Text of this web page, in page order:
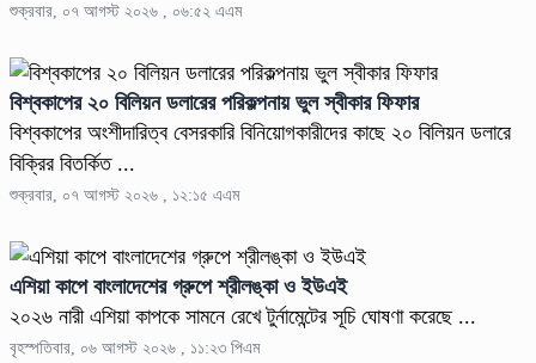
শুক্রবার, ০৭ আগস্ট ২০২৬ , ০৬:৫২ এএম
বিশ্বকাপের ২০ বিলিয়ন ডলারের পরিকল্পনায় ভুল স্বীকার ফিফার
বিশ্বকাপের অংশীদারিত্ব বেসরকারি বিনিয়োগকারীদের কাছে ২০ বিলিয়ন ডলারে
বিক্রির বিতর্কিত ...
শুক্রবার, ০৭ আগস্ট ২০২৬ , ১২:১৫ এএম
এশিয়া কাপে বাংলাদেশের গ্রুপে শ্রীলঙ্কা ও ইউএই
২০২৬ নারী এশিয়া কাপকে সামনে রেখে টুর্নামেন্টের সূচি ঘোষণা করেছে ...
বৃহস্পতিবার, ০৬ আগস্ট ২০২৬ , ১১:২৩ পিএম